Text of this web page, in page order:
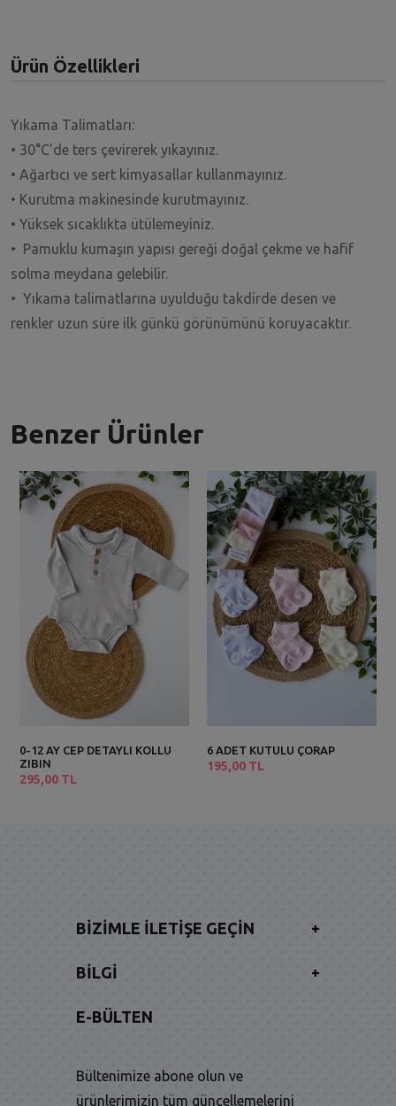
Ürün Özellikleri
Yıkama Talimatları:
• 30°C'de ters çevirerek yıkayınız.
• Ağartıcı ve sert kimyasallar kullanmayınız.
• Kurutma makinesinde kurutmayınız.
• Yüksek sıcaklıkta ütülemeyiniz.
• Pamuklu kumaşın yapısı gereği doğal çekme ve hafif
solma meydana gelebilir.
• Yıkama talimatlarına uyulduğu takdirde desen ve
renkler uzun süre ilk günkü görünümünü koruyacaktır.
Benzer Ürünler
0-12 AY CEP DETAYLI KOLLU
ZIBIN
295,00 TL
6 ADET KUTULU ÇORAP
195,00 TL
BIZIMLE İLETIŞE GEÇIN +
BILGI +
E-BÜLTEN
Bültenimize abone olun ve
ürünlerimizin tüm güncellemelerini